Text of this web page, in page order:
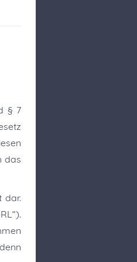
§ 7
das
dar.